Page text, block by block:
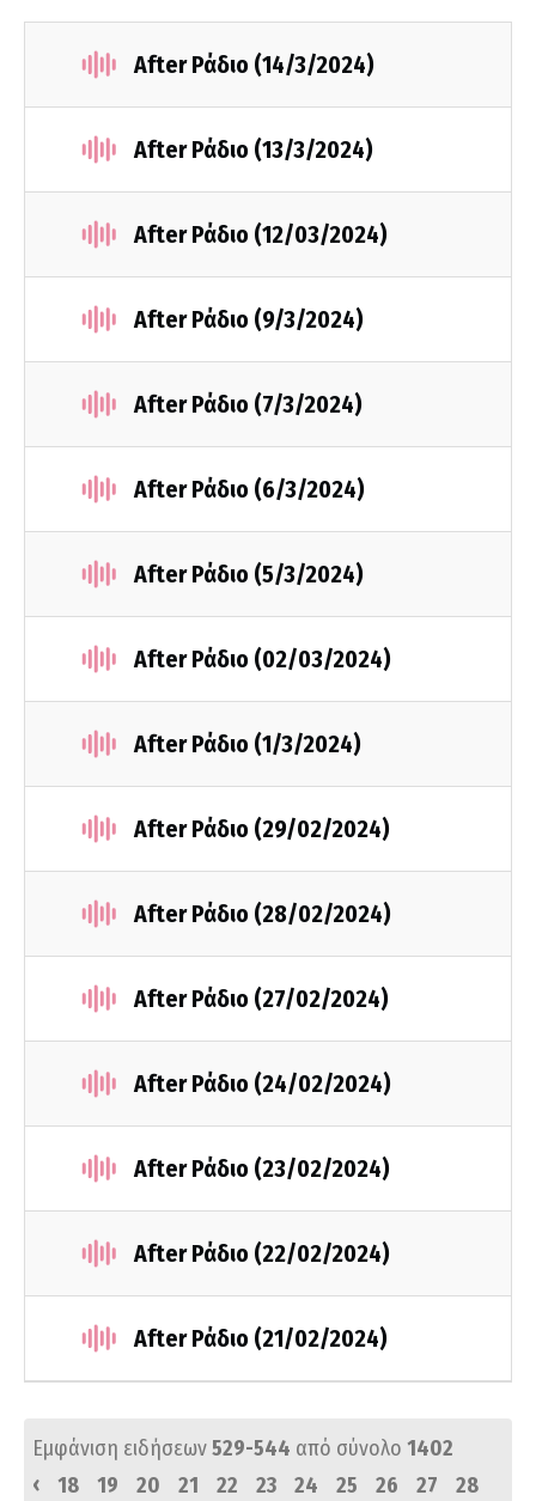
After Ράδιο (14/3/2024)
After Ράδιο (13/3/2024)
After Ράδιο (12/03/2024)
After Ράδιο (9/3/2024)
After Ράδιο (7/3/2024)
After Ράδιο (6/3/2024)
After Ράδιο (5/3/2024)
After Ράδιο (02/03/2024)
After Ράδιο (1/3/2024)
After Ράδιο (29/02/2024)
After Ράδιο (28/02/2024)
After Ράδιο (27/02/2024)
After Ράδιο (24/02/2024)
After Ράδιο (23/02/2024)
After Ράδιο (22/02/2024)
After Ράδιο (21/02/2024)
Εμφάνιση ειδήσεων529-544 από σύνολο 1402
‹
18 19 20 21 22 23 24 25 26 27
28